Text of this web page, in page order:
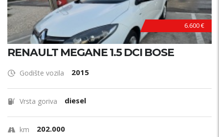
6.600 €
RENAULT MEGANE 1.5 DCI BOSE
Godište vozila 2015
Vrsta goriva diesel
km 202.000